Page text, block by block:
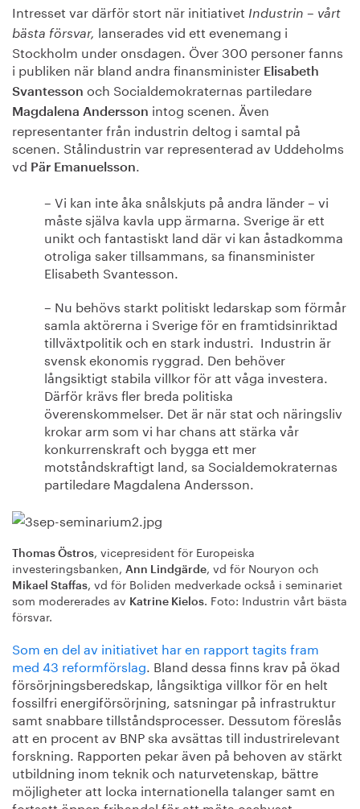
Intresset var därför stort när initiativet Industrin – vårt
bästa försvar, lanserades vid ett evenemang i
Stockholm under onsdagen. Över 300 personer fanns
i publiken när bland andra finansminister Elisabeth
Svantesson och Socialdemokraternas partiledare
Magdalena Andersson intog scenen. Även
representanter från industrin deltog i samtal på
scenen. Stålindustrin var representerad av Uddeholms
vd Pär Emanuelsson.
– Vi kan inte åka snålskjuts på andra länder – vi
måste själva kavla upp ärmarna. Sverige är ett
unikt och fantastiskt land där vi kan åstadkomma
otroliga saker tillsammans, sa finansminister
Elisabeth Svantesson.
– Nu behövs starkt politiskt ledarskap som förmår
samla aktörerna i Sverige för en framtidsinriktad
tillväxtpolitik och en stark industri. Industrin är
svensk ekonomis ryggrad. Den behöver
långsiktigt stabila villkor för att våga investera.
Därför krävs fler breda politiska
överenskommelser. Det är när stat och näringsliv
krokar arm som vi har chans att stärka vår
konkurrenskraft och bygga ett mer
motståndskraftigt land, sa Socialdemokraternas
partiledare Magdalena Andersson.
Thomas Östros, vicepresident för Europeiska
investeringsbanken, Ann Lindgärde, vd för Nouryon och
Mikael Staffas, vd för Boliden medverkade också i seminariet
som modererades av Katrine Kielos. Foto: Industrin vårt bästa
försvar.
Som en del av initiativet har en rapport tagits fram
med 43 reformförslag . Bland dessa finns krav på ökad
försörjningsberedskap, långsiktiga villkor för en helt
fossilfri energiförsörjning, satsningar på infrastruktur
samt snabbare tillståndsprocesser. Dessutom föreslås
att en procent av BNP ska avsättas till industrirelevant
forskning. Rapporten pekar även på behoven av stärkt
utbildning inom teknik och naturvetenskap, bättre
möjligheter att locka internationella talanger samt en